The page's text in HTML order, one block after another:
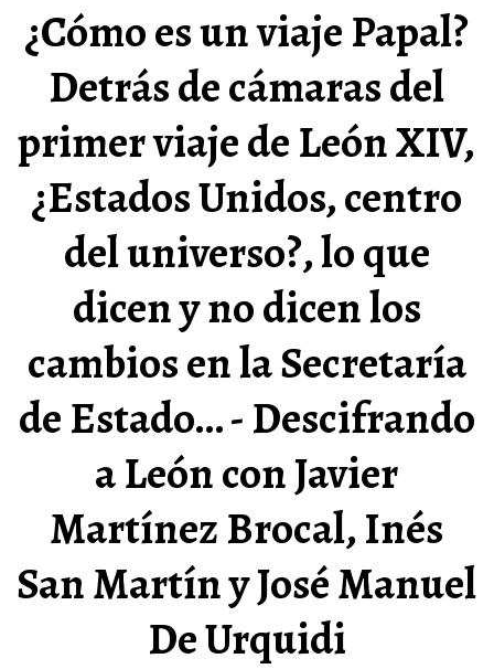
¿Cómo es un viaje Papal?
Detrás de cámaras del
primer viaje de León XIV,
¿Estados Unidos, centro
del universo?, lo que
dicen y no dicen los
cambios en la Secretaría
de Estado… - Descifrando
a León con Javier
Martínez Brocal, Inés
San Martín y José Manuel
De Urquidi